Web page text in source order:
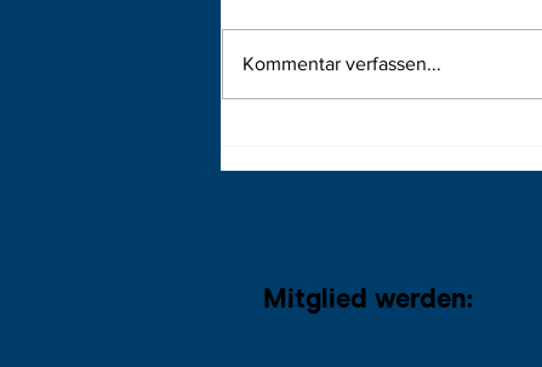
Kommentar verfassen...
Mitglied werden: